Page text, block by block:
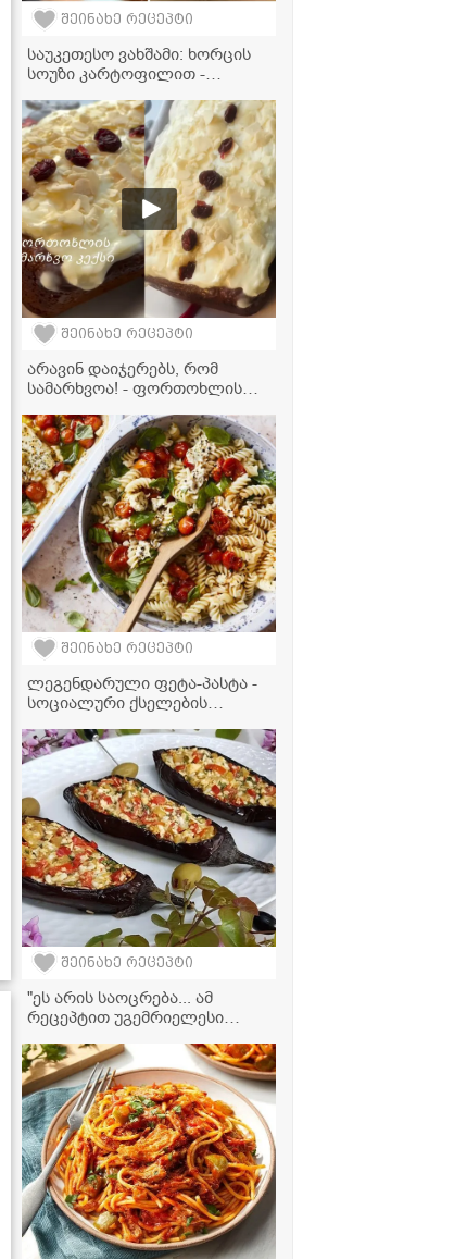
შეინახე რეცეპტი
საუკეთესო ვახშამი: ხორცის
სოუზი კარტოფილით -
შეინახე რეცეპტი
არავინ დაიჯერებს, რომ
სამარხვოა! - ფორთოხლის
შეინახე რეცეპტი
ლეგენდარული ფეტა-პასტა -
სოციალური ქსელების
რეცეპტი
შეინახე რეცეპტი
"ეს არის საოცრება... ამ
რეცეპტით უგემრიელესი
ფეტათი